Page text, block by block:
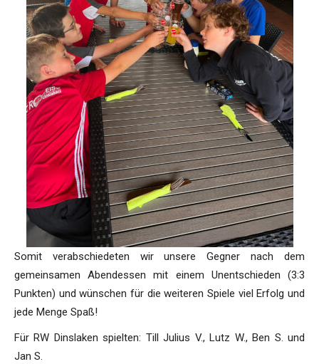
Somit verabschiedeten wir unsere Gegner nach dem
gemeinsamen Abendessen mit einem Unentschieden (3:3
Punkten) und wünschen für die weiteren Spiele viel Erfolg und
jede Menge Spaß!
Für RW Dinslaken spielten: Till Julius V., Lutz W., Ben S. und
Jan S.